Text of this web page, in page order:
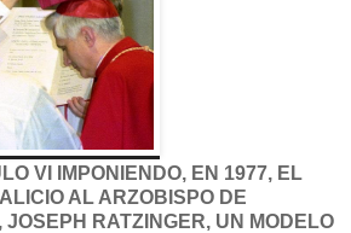
VI IMPONIENDO, EN 1977, EL
AL ARZOBISPO DE
JOSEPH RATZINGER, UN MODELO